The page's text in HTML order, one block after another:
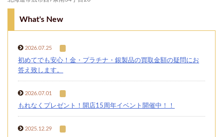
What's New
2026.07.25
初めてでも安心！金・プラチナ・銀製品の買取金額の疑問にお
答え致します。
2026.07.01
もれなくプレゼント！開店15周年イベント開催中！！
2025.12.29